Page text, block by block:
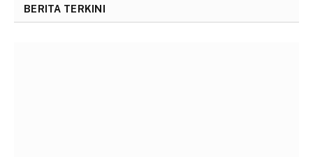
BERITA TERKINI